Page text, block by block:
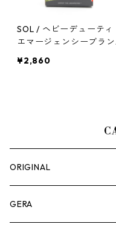
SOL / ヘビーデューティ
エマージェンシーブラン
¥2,860
ORIGINAL
ASOMATOUS
GERA